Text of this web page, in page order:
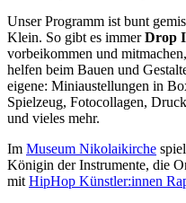
Unser Programm ist bunt
Klein. So gibt es immerDrop
vorbeikommen und
helfen beim Bauen und
eigene: Miniaustellungen in
Spielzeug, Fotocollagen,
und vieles mehr.
Im Museum Nikolaikirche
Königin der Instrumente, die
mit HipHop Künstler:innen